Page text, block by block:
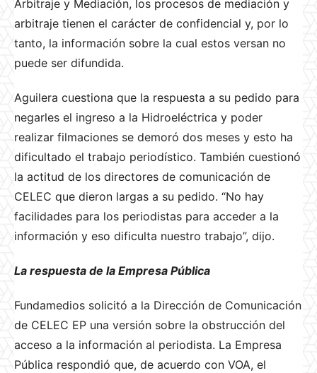
Arbitraje y Mediación, los procesos de mediación y
arbitraje tienen el carácter de confidencial y, por lo
tanto, la información sobre la cual estos versan no
puede ser difundida.
Aguilera cuestiona que la respuesta a su pedido para
negarles el ingreso a la Hidroeléctrica y poder
realizar filmaciones se demoró dos meses y esto ha
dificultado el trabajo periodístico. También cuestionó
la actitud de los directores de comunicación de
CELEC que dieron largas a su pedido. “No hay
facilidades para los periodistas para acceder a la
información y eso dificulta nuestro trabajo”, dijo.
La respuesta de la Empresa Pública
Fundamedios solicitó a la Dirección de Comunicación
de CELEC EP una versión sobre la obstrucción del
acceso a la información al periodista. La Empresa
Pública respondió que, de acuerdo con VOA, el